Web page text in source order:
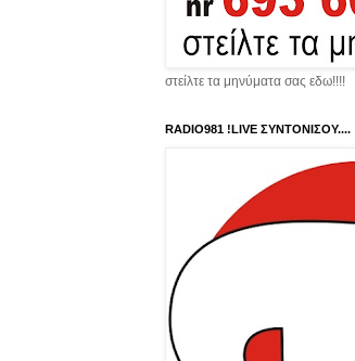
στείλτε τα μηνύματα σας εδω!!!!
RADIO981 !LIVE ΣΥΝΤΟΝΙΣΟΥ....